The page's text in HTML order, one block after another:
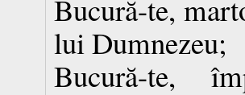
Bucură-te,
lui Dumnezeu;
Bucură-te,